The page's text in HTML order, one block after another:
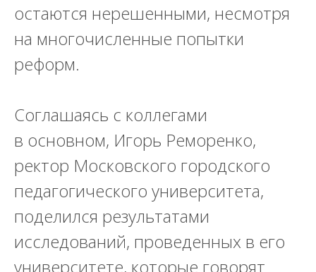
остаются нерешенными, несмотря
на многочисленные попытки
реформ.
Соглашаясь с коллегами
в основном, Игорь Реморенко,
ректор Московского городского
педагогического университета,
поделился результатами
исследований, проведенных в его
университете, которые говорят